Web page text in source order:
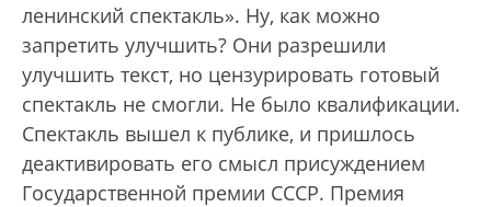
ленинский спектакль». Ну, как можно
запретить улучшить? Они разрешили
улучшить текст, но цензурировать готовый
спектакль не смогли. Не было квалификации.
Спектакль вышел к публике, и пришлось
деактивировать его смысл присуждением
Государственной премии СССР. Премия